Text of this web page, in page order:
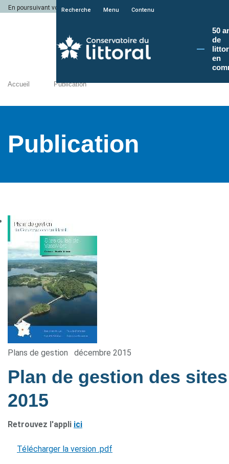
En poursuivant votre navigation sur le site du Conservatoire du littoral, vous
Recherche Menu Contenu
50
de
en
Accueil Publication
Publication
Plans de gestion décembre 2015
Plan de gestion des
2015
Retrouvez l'appli ici
Télécharger la version .pdf